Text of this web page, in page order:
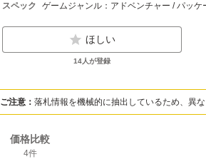
スペック
ゲームジャンル：アドベンチャー / パッ
ほしい
14人が登録
ご注意： 落札情報を機械的に抽出しているため、異
価格比較
4件